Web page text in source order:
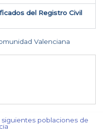
del Registro Civil
Valenciana
poblaciones de